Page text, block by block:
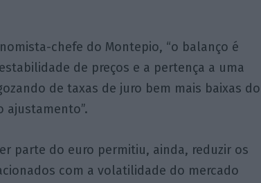
chefe do Montepio, “o balanço é
de preços e a pertença a uma
de taxas de juro bem mais baixas do
ajustamento”.
parte do euro permitiu, ainda, reduzir os
com a volatilidade do mercado